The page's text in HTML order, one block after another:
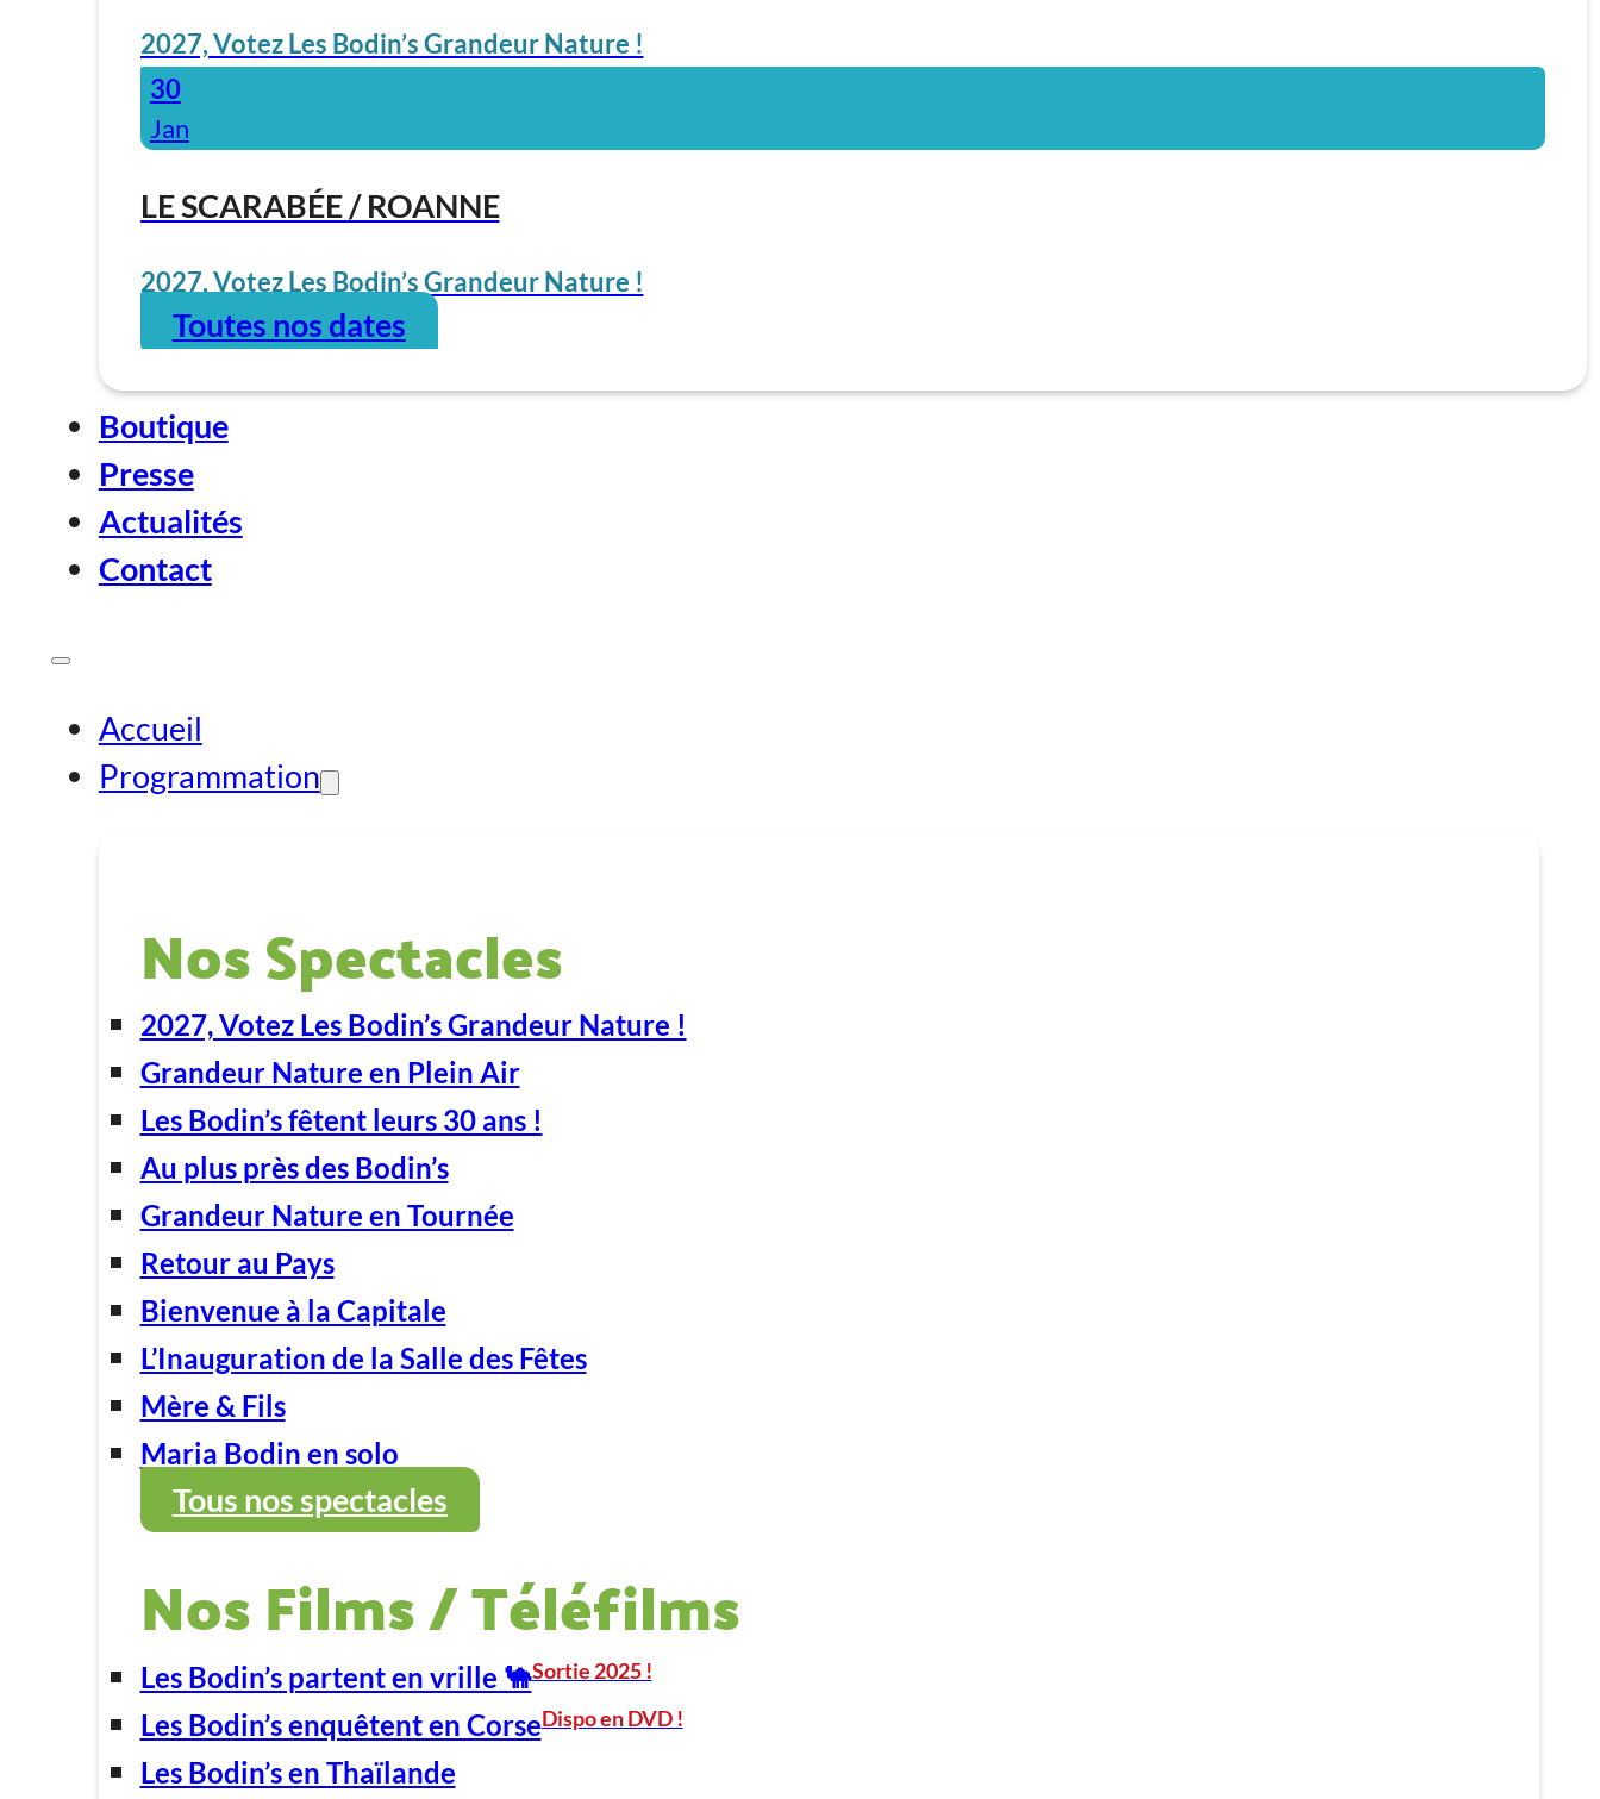
2027, Votez Les Bodin’s Grandeur Nature !
30
Jan
LE SCARABÉE / ROANNE
2027, Votez Les Bodin’s Grandeur Nature !
Toutes nos dates
Boutique
Presse
Actualités
Contact
Accueil
Programmation
Nos Spectacles
2027, Votez Les Bodin’s Grandeur Nature !
Grandeur Nature en Plein Air
Les Bodin’s fêtent leurs 30 ans !
Au plus près des Bodin’s
Grandeur Nature en Tournée
Retour au Pays
Bienvenue à la Capitale
L’Inauguration de la Salle des Fêtes
Mère & Fils
Maria Bodin en solo
Tous nos spectacles
Nos Films / Téléfilms
Les Bodin’s partent en vrille 🐪Sortie 2025 !
Les Bodin’s enquêtent en CorseDispo en DVD !
Les Bodin’s en Thaïlande